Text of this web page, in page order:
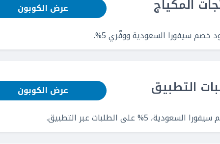
عرض الكوبون
سيفورا السعودية ووفّري 5%.
عرض الكوبون
على الطلبات عبر التطبيق.